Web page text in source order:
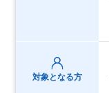
対象となる方